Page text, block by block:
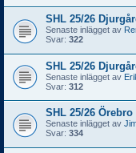
SHL 25/26
Senaste inlägget av
Svar: 322
SHL 25/26
Senaste inlägget av
Svar: 312
SHL 25/26
Senaste inlägget av
Svar: 334